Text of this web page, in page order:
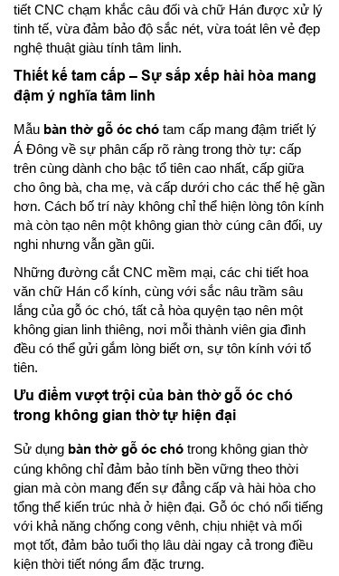
tiết CNC chạm khắc câu đối và chữ Hán được xử lý
tinh tế, vừa đảm bảo độ sắc nét, vừa toát lên vẻ đẹp
nghệ thuật giàu tính tâm linh.
Thiết kế tam cấp – Sự sắp xếp hài hòa mang
đậm ý nghĩa tâm linh
Mẫu bàn thờ gỗ óc chó tam cấp mang đậm triết lý
Á Đông về sự phân cấp rõ ràng trong thờ tự: cấp
trên cùng dành cho bậc tổ tiên cao nhất, cấp giữa
cho ông bà, cha mẹ, và cấp dưới cho các thế hệ gần
hơn. Cách bố trí này không chỉ thể hiện lòng tôn kính
mà còn tạo nên một không gian thờ cúng cân đối, uy
nghi nhưng vẫn gần gũi.
Những đường cắt CNC mềm mại, các chi tiết hoa
văn chữ Hán cổ kính, cùng với sắc nâu trầm sâu
lắng của gỗ óc chó, tất cả hòa quyện tạo nên một
không gian linh thiêng, nơi mỗi thành viên gia đình
đều có thể gửi gắm lòng biết ơn, sự tôn kính với tổ
tiên.
Ưu điểm vượt trội của bàn thờ gỗ óc chó
trong không gian thờ tự hiện đại
Sử dụng bàn thờ gỗ óc chó trong không gian thờ
cúng không chỉ đảm bảo tính bền vững theo thời
gian mà còn mang đến sự đẳng cấp và hài hòa cho
tổng thể kiến trúc nhà ở hiện đại. Gỗ óc chó nổi tiếng
với khả năng chống cong vênh, chịu nhiệt và mối
mọt tốt, đảm bảo tuổi thọ lâu dài ngay cả trong điều
kiện thời tiết nóng ẩm đặc trưng.